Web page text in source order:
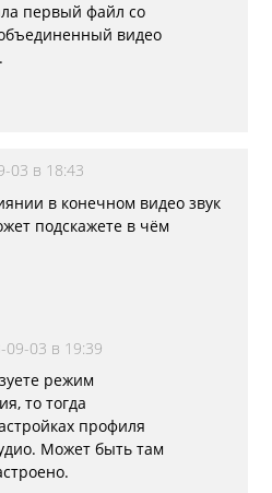
первый файл со
видео
03 в 18:43
в конечном видео звук
подскажете в чём
09-03 в 19:39
режим
то тогда
профиля
Может быть там